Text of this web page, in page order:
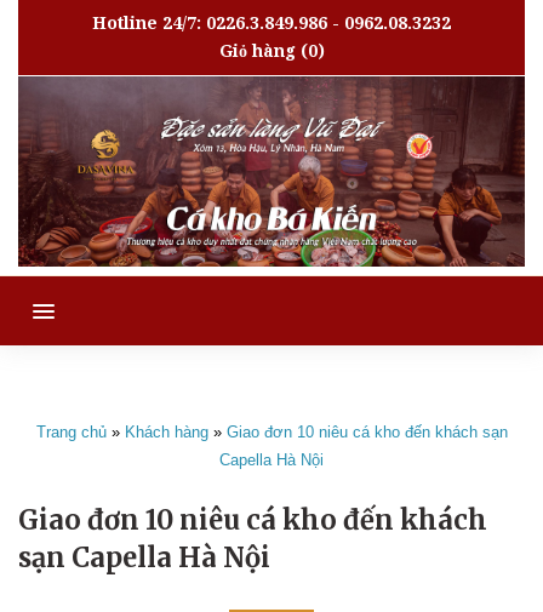
Hotline 24/7: 0226.3.849.986 - 0962.08.3232
Giỏ hàng(0)
MENU
Trang chủ» Khách hàng» Giao đơn 10 niêu cá kho đến khách sạn
Capella Hà Nội
Giao đơn 10 niêu cá kho đến khách
sạn Capella Hà Nội